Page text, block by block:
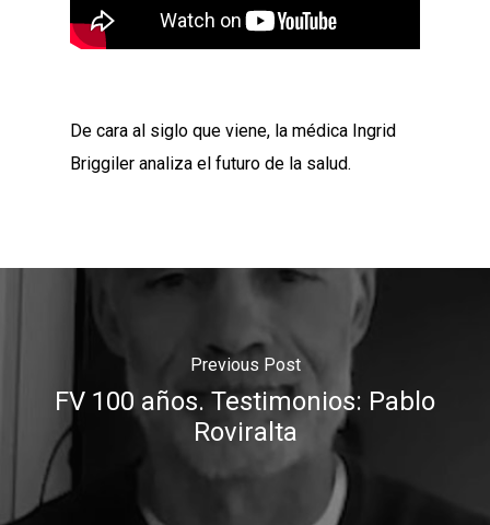
De cara al siglo que viene, la médica Ingrid
Briggiler analiza el futuro de la salud.
Previous Post
FV 100 años. Testimonios: Pablo
Roviralta